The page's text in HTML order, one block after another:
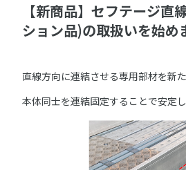
【新商品】セフテージ直
ション品)の取扱いを始め
直線方向に連結させる専用部材を新
本体同士を連結固定することで安定